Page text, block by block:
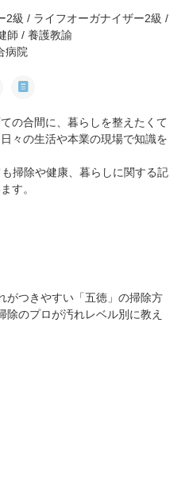
2級 / ライフオーガナイザー2級 /
師 / 養護教諭
病院
の合間に、暮らしを整えたくて
々の生活や本業の現場で知識を
掃除や健康、暮らしに関する記
す。
がつきやすい「五徳」の掃除方
除のプロが汚れレベル別に教え